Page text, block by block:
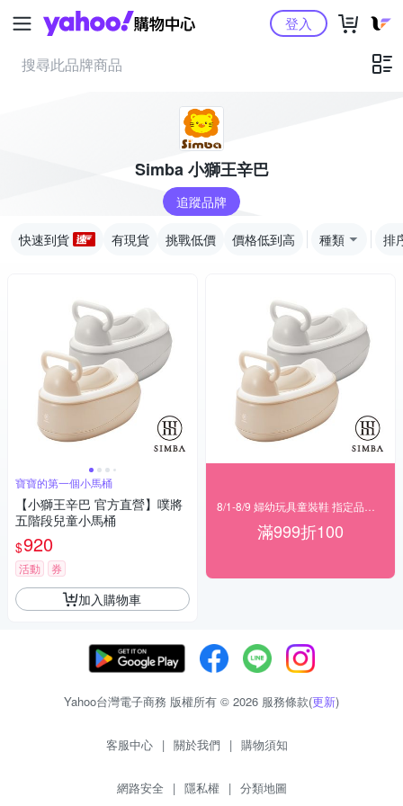
Yahoo購物中心登入
Simba 小獅王辛巴
追蹤品牌
快速到貨 有現貨 挑戰低價 價格低到高 種類 排
寶寶的第一個小馬桶
【小獅王辛巴 官方直營】噗將
五階段兒童小馬桶
$920
活動 券
加入購物車
滿999折100
Yahoo台灣電子商務 版權所有 © 2026 服務條款(更新)
客服中心 | 關於我們 | 購物須知
網路安全 | 隱私權 | 分類地圖